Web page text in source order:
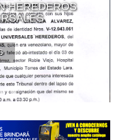
HEREDEROS